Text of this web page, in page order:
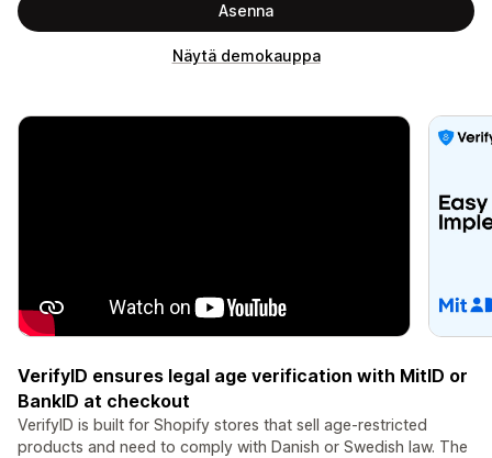
Asenna
Näytä demokauppa
VerifyID ensures legal age verification with MitID or
BankID at checkout
VerifyID is built for Shopify stores that sell age-restricted
products and need to comply with Danish or Swedish law. The